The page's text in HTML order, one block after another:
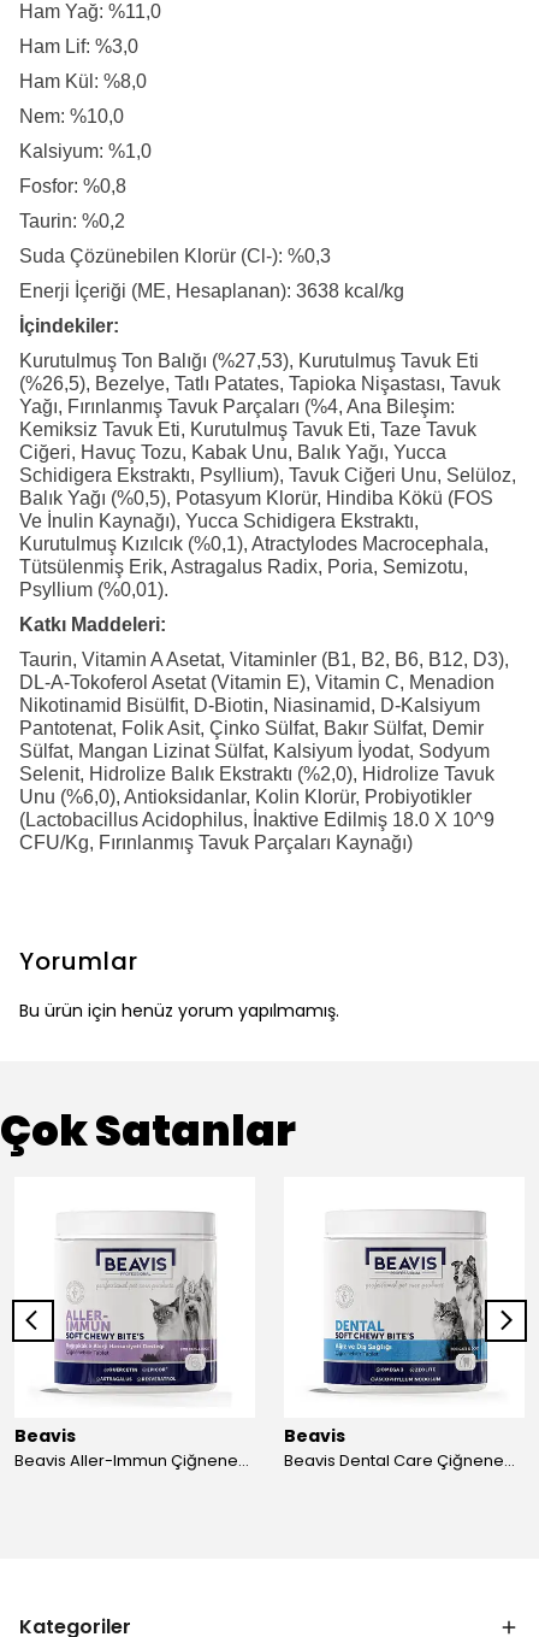
Ham Yağ: %11,0
Ham Lif: %3,0
Ham Kül: %8,0
Nem: %10,0
Kalsiyum: %1,0
Fosfor: %0,8
Taurin: %0,2
Suda Çözünebilen Klorür (Cl-): %0,3
Enerji İçeriği (ME, Hesaplanan): 3638 kcal/kg
İçindekiler:
Kurutulmuş Ton Balığı (%27,53), Kurutulmuş Tavuk Eti
(%26,5), Bezelye, Tatlı Patates, Tapioka Nişastası, Tavuk
Yağı, Fırınlanmış Tavuk Parçaları (%4, Ana Bileşim:
Kemiksiz Tavuk Eti, Kurutulmuş Tavuk Eti, Taze Tavuk
Ciğeri, Havuç Tozu, Kabak Unu, Balık Yağı, Yucca
Schidigera Ekstraktı, Psyllium), Tavuk Ciğeri Unu, Selüloz,
Balık Yağı (%0,5), Potasyum Klorür, Hindiba Kökü (FOS
Ve İnulin Kaynağı), Yucca Schidigera Ekstraktı,
Kurutulmuş Kızılcık (%0,1), Atractylodes Macrocephala,
Tütsülenmiş Erik, Astragalus Radix, Poria, Semizotu,
Psyllium (%0,01).
Katkı Maddeleri:
Taurin, Vitamin A Asetat, Vitaminler (B1, B2, B6, B12, D3),
DL-Α-Tokoferol Asetat (Vitamin E), Vitamin C, Menadion
Nikotinamid Bisülfit, D-Biotin, Niasinamid, D-Kalsiyum
Pantotenat, Folik Asit, Çinko Sülfat, Bakır Sülfat, Demir
Sülfat, Mangan Lizinat Sülfat, Kalsiyum İyodat, Sodyum
Selenit, Hidrolize Balık Ekstraktı (%2,0), Hidrolize Tavuk
Unu (%6,0), Antioksidanlar, Kolin Klorür, Probiyotikler
(Lactobacillus Acidophilus, İnaktive Edilmiş 18.0 X 10^9
CFU/Kg, Fırınlanmış Tavuk Parçaları Kaynağı)
Yorumlar
Bu ürün için henüz yorum yapılmamış.
Çok Satanlar
Beavis
Beavis Aller-Immun Çiğnenebilir Tablet 105 gr - 3 Adet
Beavis
Beavis Dental Care Çiğnenebilir Tablet 105 gr - 3 Adet
Kategoriler